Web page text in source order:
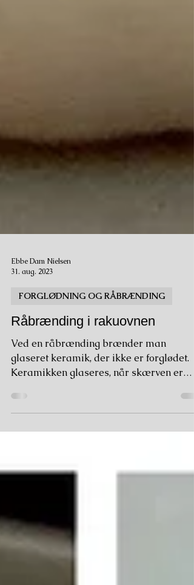
Ebbe Dam Nielsen
31. aug. 2023
FORGLØDNING OG RÅBRÆNDING
Råbrænding i rakuovnen
Ved en råbrænding brænder man
Keramikken glaseres, når skærven er
knas tør.